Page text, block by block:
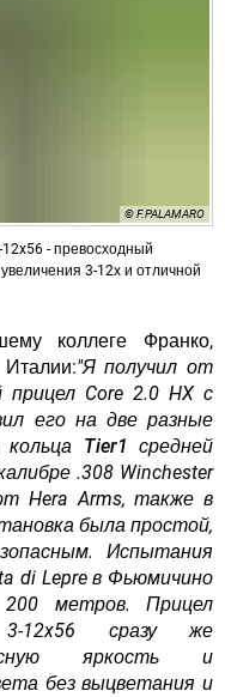
© F.PALAMARO
- превосходный
3-12х и отличной
коллеге Франко,
"Я получил от
прицел Core 2.0 HX с
его на две разные
Tier1 средней
.308 Winchester
Hera Arms, также в
была простой,
Испытания
di Lepre в Фьюмичино
метров. Прицел
12x56 сразу же
яркость и
без выцветания и